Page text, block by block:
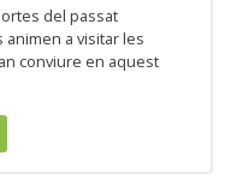
del passat
a visitar les
conviure en aquest